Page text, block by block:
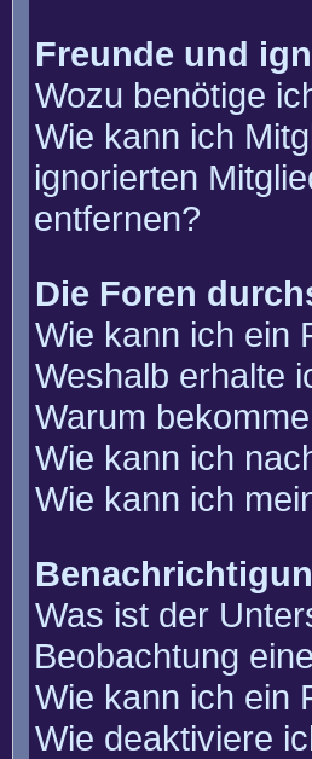
Freunde und
Wozu benötige
Wie kann ich
ignorierten
entfernen?
Die Foren
Wie kann ich ein
Weshalb erhalte
Warum
Wie kann ich
Wie kann ich
Was ist der
Beobachtung
Wie kann ich ein
Wie deaktiviere